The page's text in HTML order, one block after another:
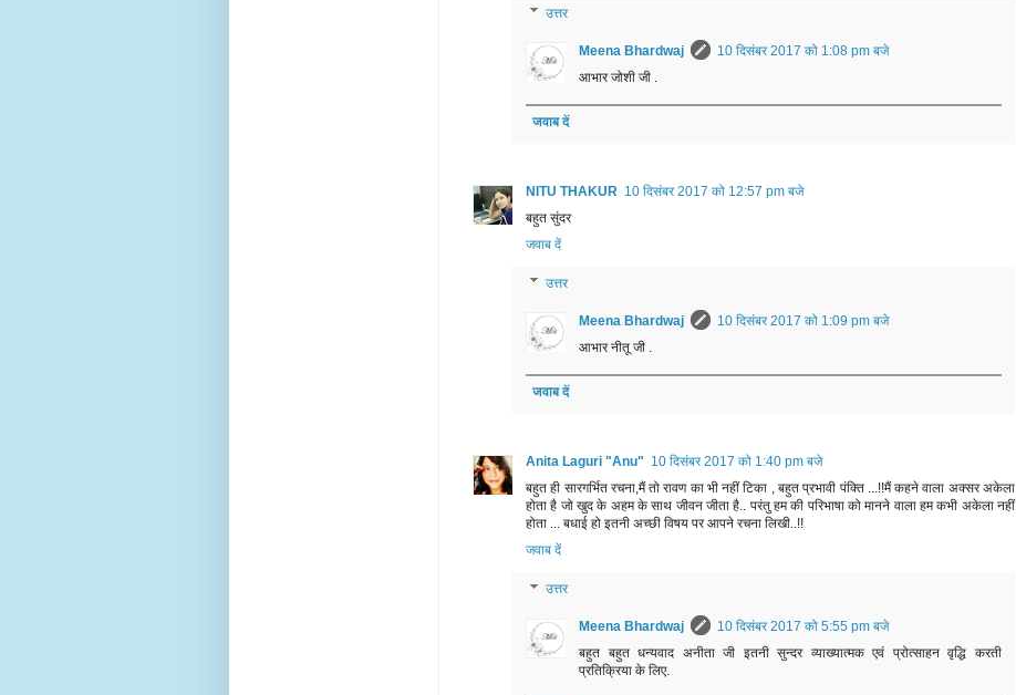
उत्तर
Meena Bhardwaj
10 दिसंबर 2017 को 1:08 pm बजे
आभार जोशी जी .
जवाब दें
NITU THAKUR 10 दिसंबर 2017 को 12:57 pm बजे
बहुत सुंदर
जवाब दें
उत्तर
Meena Bhardwaj
10 दिसंबर 2017 को 1:09 pm बजे
आभार नीतू जी .
जवाब दें
Anita Laguri "Anu" 10 दिसंबर 2017 को 1:40 pm बजे
बहुत ही सारगर्भित रचना,मैं तो रावण का भी नहीं टिका , बहुत प्रभावी पंक्ति ...!!मैं कहने वाला अक्सर अकेला
होता है जो खुद के अहम के साथ जीवन जीता है.. परंतु हम की परिभाषा को मानने वाला हम कभी अकेला नहीं
होता ... बधाई हो इतनी अच्छी विषय पर आपने रचना लिखी..!!
जवाब दें
उत्तर
Meena Bhardwaj
10 दिसंबर 2017 को 5:55 pm बजे
बहुत‎ बहुत‎ धन्यवाद अनीता जी इतनी सुन्दर व्याख्या‎त्मक एवं प्रोत्साहन‎ वृद्धि करती
प्रतिक्रिया‎ के लिए‎.